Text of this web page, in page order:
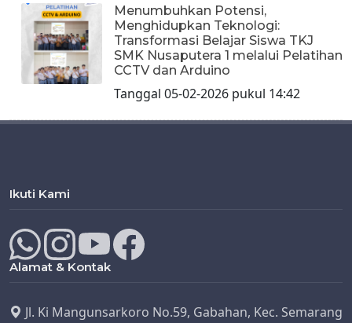
Menumbuhkan Potensi,
Menghidupkan Teknologi:
Transformasi Belajar Siswa TKJ
SMK Nusaputera 1 melalui Pelatihan
CCTV dan Arduino
Tanggal 05-02-2026 pukul 14:42
Ikuti Kami
Alamat & Kontak
Jl. Ki Mangunsarkoro No.59, Gabahan, Kec. Semarang